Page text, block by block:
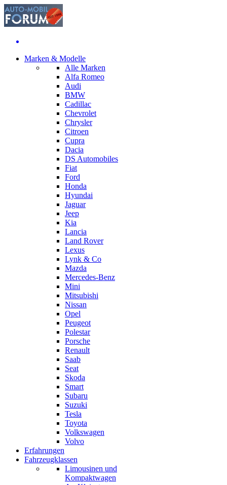
Marken & Modelle
Alle Marken
Alfa Romeo
Audi
BMW
Cadillac
Chevrolet
Chrysler
Citroen
Cupra
Dacia
DS Automobiles
Fiat
Ford
Honda
Hyundai
Jaguar
Jeep
Kia
Lancia
Land Rover
Lexus
Lynk & Co
Mazda
Mercedes-Benz
Mini
Mitsubishi
Nissan
Opel
Peugeot
Polestar
Porsche
Renault
Saab
Seat
Skoda
Smart
Subaru
Suzuki
Tesla
Toyota
Volkswagen
Volvo
Erfahrungen
Fahrzeugklassen
Limousinen und
Kompaktwagen